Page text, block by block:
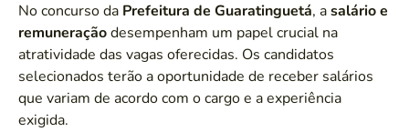
No concurso da Prefeitura de Guaratinguetá, asalário e
remuneraçãodesempenham um papel crucial na
atratividade das vagas oferecidas. Os candidatos
selecionados terão a oportunidade de receber salários
que variam de acordo com o cargo e a experiência
exigida.